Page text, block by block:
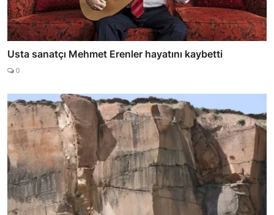
Usta sanatçı Mehmet Erenler hayatını kaybetti
0